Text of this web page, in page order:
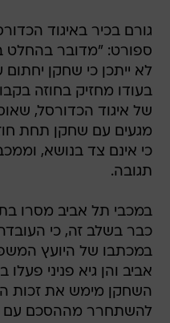
גורם בכיר באיגוד
ספורט: "מדובר בהחלט
לא ייתכן כי שחקן
בעודו מחזיק בחוזה
של איגוד הכדורסל,
מגעים עם שחקן תחת
כי אינם צד בנושא,
תגובה.
במכבי תל אביב מסרו
כבר בשלב זה, כי
במכתבו של היועץ
אביב והן גיא פניני
השחקן מימש את זכות
להשתחרר מההסכם עם